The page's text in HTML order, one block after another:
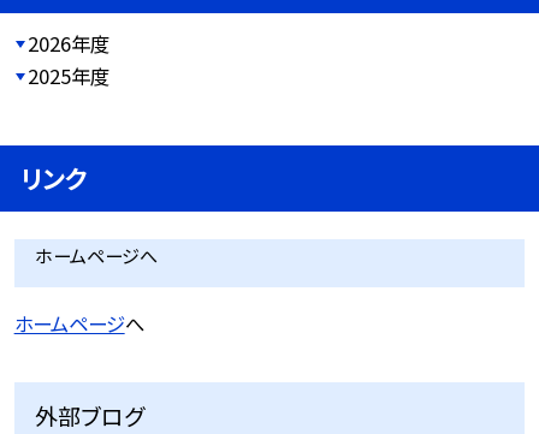
2026年度
2025年度
リンク
ホームページへ
ホームページへ
外部ブログ